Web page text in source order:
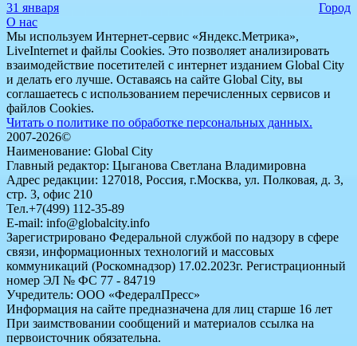
31 января
Город
О нас
Мы используем Интернет-сервис «Яндекс.Метрика»,
LiveInternet и файлы Cookies. Это позволяет анализировать
взаимодействие посетителей с интернет изданием Global City
и делать его лучше. Оставаясь на сайте Global City, вы
соглашаетесь с использованием перечисленных сервисов и
файлов Cookies.
Читать о политике по обработке персональных данных.
2007-2026©
Наименование: Global City
Главный редактор: Цыганова Светлана Владимировна
Адрес редакции: 127018, Россия, г.Москва, ул. Полковая, д. 3,
стр. 3, офис 210
Тел.+7(499) 112-35-89
E-mail: info@globalcity.info
Зарегистрировано Федеральной службой по надзору в сфере
связи, информационных технологий и массовых
коммуникаций (Роскомнадзор) 17.02.2023г. Регистрационный
номер ЭЛ № ФС 77 - 84719
Учредитель: ООО «ФедералПресс»
Информация на сайте предназначена для лиц старше 16 лет
При заимствовании сообщений и материалов ссылка на
первоисточник обязательна.